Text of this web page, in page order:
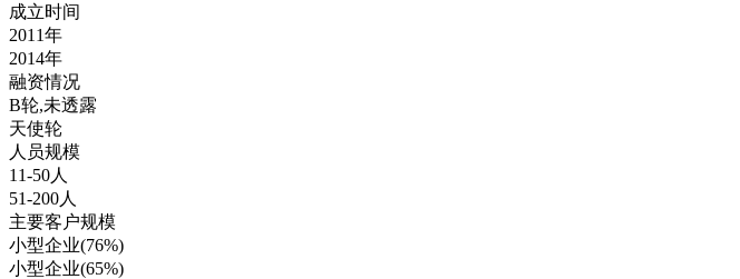
成立时间
2011年
2014年
融资情况
B轮,未透露
天使轮
人员规模
11-50人
51-200人
主要客户规模
小型企业(76%)
小型企业(65%)